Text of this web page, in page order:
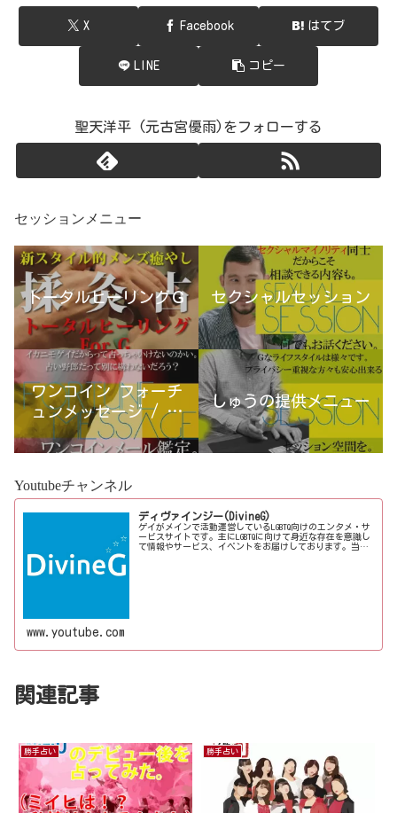
X Facebook はてブ
LINE コピー
聖天洋平 (元古宮優雨)をフォローする
セッションメニュー
トータルヒーリングＧ セクシャルセッション
ワンコイン フォーチ
ュンメッセージ / 古
宮優雨
しゅうの提供メニュー
Youtubeチャンネル
ディヴァインジー(DivineG)
ゲイがメインで活動運営しているLGBTQ向けのエンタメ・サ
ービスサイトです。主にLGBTQに向けて身近な存在を意識し
て情報やサービス、イベントをお届けしております。当事
www.youtube.com
関連記事
勝手占い 勝手占い